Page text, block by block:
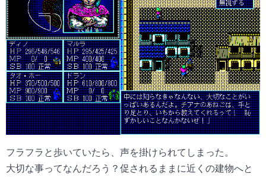
フラフラと歩いていたら、声を掛けられてしまった。
大切な事ってなんだろう？促されるままに近くの建物へと